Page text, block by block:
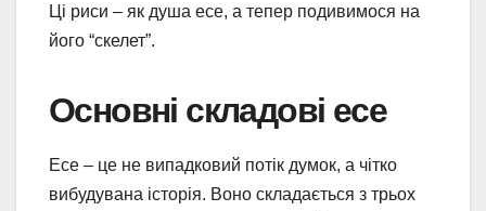
Ці риси – як душа есе, а тепер подивимося на
його “скелет”.
Основні складові есе
Есе – це не випадковий потік думок, а чітко
вибудувана історія. Воно складається з трьох